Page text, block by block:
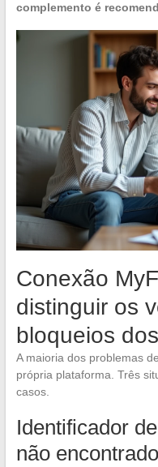
complemento é
Conexão
distinguir os
bloqueios
A maioria dos problemas
própria plataforma. Três
casos.
Identificador
não encontrado